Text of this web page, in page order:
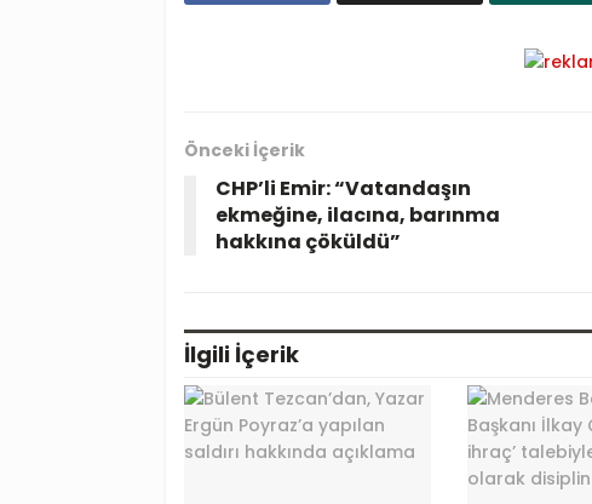
Önceki İçerik
CHP’li Emir: “Vatandaşın
ekmeğine, ilacına, barınma
hakkına çöküldü”
İlgili İçerik